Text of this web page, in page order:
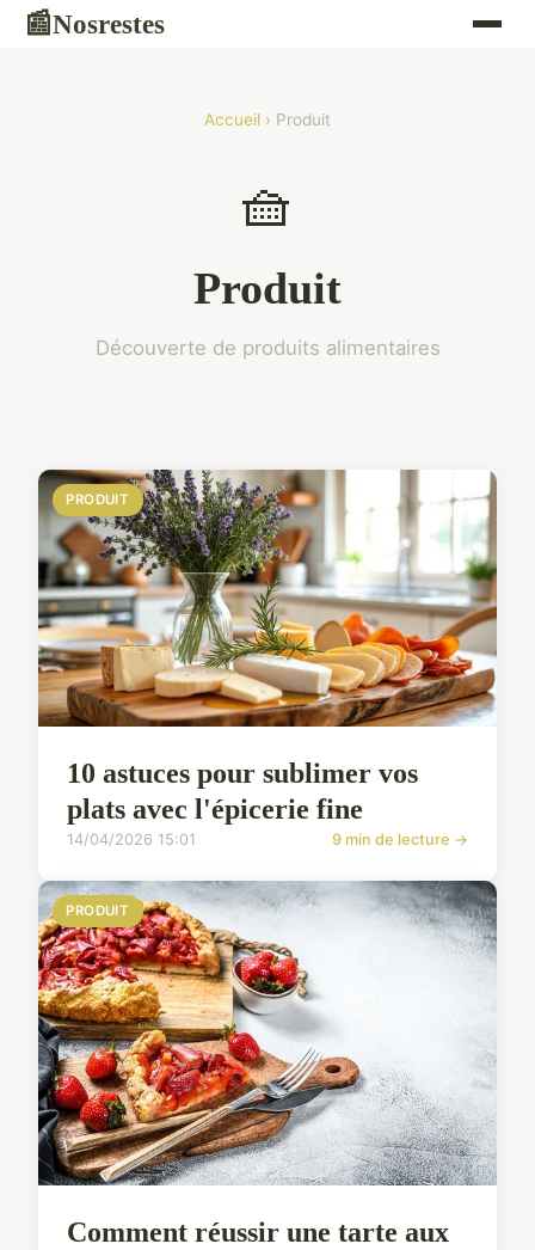
📰Nosrestes
Accueil › Produit
🧺
Produit
Découverte de produits alimentaires
PRODUIT
10 astuces pour sublimer vos
plats avec l'épicerie fine
14/04/2026 15:01 9 min de lecture →
PRODUIT
Comment réussir une tarte aux